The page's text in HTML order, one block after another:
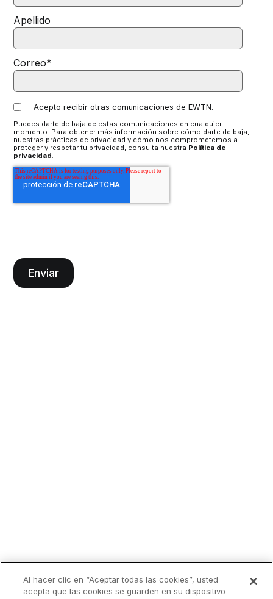
Apellido
Correo*
Acepto recibir otras comunicaciones de EWTN.
Puedes darte de baja de estas comunicaciones en cualquier
momento. Para obtener más información sobre cómo darte de baja,
nuestras prácticas de privacidad y cómo nos comprometemos a
proteger y respetar tu privacidad, consulta nuestra Política de
privacidad
Al hacer clic en “Aceptar todas las cookies”, usted
acepta que las cookies se guarden en su dispositivo